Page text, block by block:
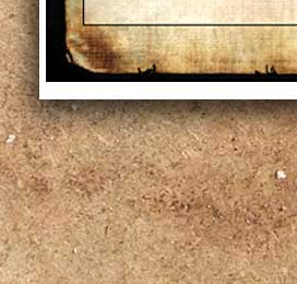
Kryté bazény a
Přírodní koupaliště:
Lyžařský areál
Zimní stadion:
Squash (Brno)
Tenis (Tišnov)
Kuželky (Tišnov,
Střelnice (Tišnov)
Motokáry (Tišnov)
Spinning (Tišnov)
Výlety a procházky
fotografy
Kulturní vyžití: